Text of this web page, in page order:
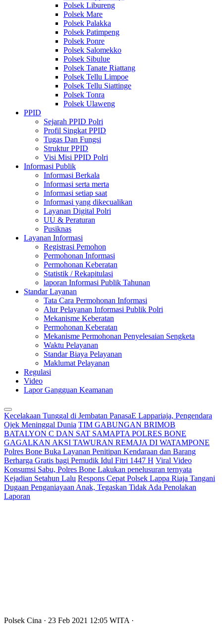
Polsek Libureng
Polsek Mare
Polsek Palakka
Polsek Patimpeng
Polsek Ponre
Polsek Salomekko
Polsek Sibulue
Polsek Tanate Riattang
Polsek Tellu Limpoe
Polsek Tellu Siattinge
Polsek Tonra
Polsek Ulaweng
PPID
Sejarah PPID Polri
Profil Singkat PPID
Tugas Dan Fungsi
Struktur PPID
Visi Misi PPID Polri
Informasi Publik
Informasi Berkala
Informasi serta merta
Informasi setiap saat
Informasi yang dikecualikan
Layanan Digital Polri
UU & Peraturan
Pusiknas
Layanan Informasi
Registrasi Pemohon
Permohonan Informasi
Permohonan Keberatan
Statistik / Rekapitulasi
laporan Informasi Publik Tahunan
Standar Layanan
Tata Cara Permohonan Informasi
Alur Pelayanan Informasi Publik Polri
Mekanisme Keberatan
Permohonan Keberatan
Mekanisme Permohonan Penyelesaian Sengketa
Waktu Pelayanan
Standar Biaya Pelayanan
Maklumat Pelayanan
Regulasi
Video
Lapor Gangguan Keamanan
Kecelakaan Tunggal di Jembatan PanasaE Lappariaja, Pengendara
Ojek Meninggal Dunia TIM GABUNGAN BRIMOB
BATALYON C DAN SAT SAMAPTA POLRES BONE
GAGALKAN AKSI TAWURAN REMAJA DI WATAMPONE
Polres Bone Buka Layanan Penitipan Kendaraan dan Barang
Berharga Gratis bagi Pemudik Idul Fitri 1447 H Viral Video
Konsumsi Sabu, Polres Bone Lakukan penelusuran ternyata
Kejadian Setahun Lalu Respons Cepat Polsek Lappa Riaja Tangani
Dugaan Penganiayaan Anak, Tegaskan Tidak Ada Penolakan
Laporan
Polsek Cina · 23 Feb 2021 12:05 WITA ·